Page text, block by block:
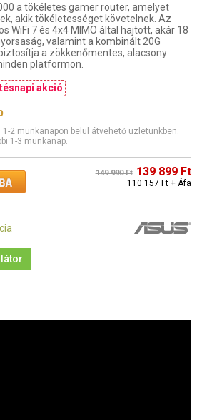
a tökéletes gamer router, amelyet
akik tökéletességet követelnek. Az
WiFi 7 és 4x4 MIMO által hajtott, akár 18
valamint a kombinált 20G
a zökkenőmentes, alacsony
platformon.
akció
2 munkanapon belül átvehető üzletünkben.
1-3 munkanap.
149 990 Ft 139 899 Ft
110 157 Ft + Áfa